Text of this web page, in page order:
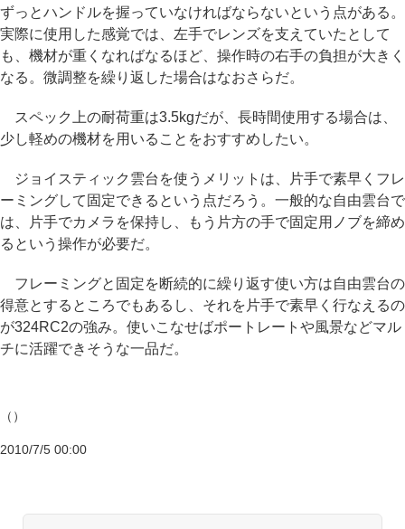
ずっとハンドルを握っていなければならないという点がある。
実際に使用した感覚では、左手でレンズを支えていたとして
も、機材が重くなればなるほど、操作時の右手の負担が大きく
なる。微調整を繰り返した場合はなおさらだ。
スペック上の耐荷重は3.5kgだが、長時間使用する場合は、
少し軽めの機材を用いることをおすすめしたい。
ジョイスティック雲台を使うメリットは、片手で素早くフレ
ーミングして固定できるという点だろう。一般的な自由雲台で
は、片手でカメラを保持し、もう片方の手で固定用ノブを締め
るという操作が必要だ。
フレーミングと固定を断続的に繰り返す使い方は自由雲台の
得意とするところでもあるし、それを片手で素早く行なえるの
が324RC2の強み。使いこなせばポートレートや風景などマル
チに活躍できそうな一品だ。
（）
2010/7/5 00:00